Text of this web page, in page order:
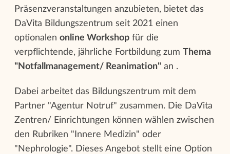
Präsenzveranstaltungen anzubieten, bietet das
DaVita Bildungszentrum seit 2021 einen
optionalen online Workshop für die
verpflichtende, jährliche Fortbildung zum Thema
"Notfallmanagement/ Reanimation" an .
Dabei arbeitet das Bildungszentrum mit dem
Partner "Agentur Notruf" zusammen. Die DaVita
Zentren/ Einrichtungen können wählen zwischen
den Rubriken "Innere Medizin" oder
"Nephrologie". Dieses Angebot stellt eine Option